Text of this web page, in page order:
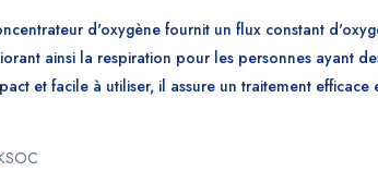
d'oxygène fournit un flux constant
ainsi la respiration pour les personnes ayant
et facile à utiliser, il assure un traitement